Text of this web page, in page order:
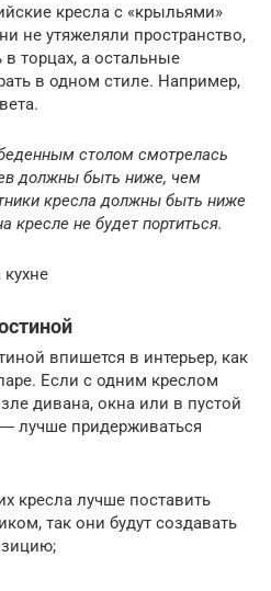
кресла с «крыльями»
не утяжеляли пространство,
торцах, а остальные
в одном стиле. Например,
столом смотрелась
должны быть ниже, чем
кресла должны быть ниже
кресле не будет портиться.
впишется в интерьер, как
Если с одним креслом
дивана, окна или в пустой
лучше придерживаться
кресла лучше поставить
так они будут создавать